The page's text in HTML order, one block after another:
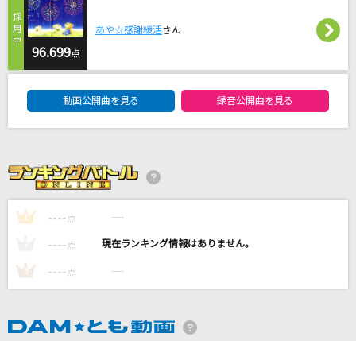
八神純子
栄光の架橋
[プロオケ]ごめんね…
高橋真梨子
スターライトパレード
SEKAI NO OWARI(世界の終わり)
ホワイトノイズ
Official髭男dism
ダイヤモンド
96.699点
あや☆感謝緩活さん
動画公開曲を見る 録音公開曲を見る
1 ---- 点 ----
---- 点 ----
3 ---- 点 ----